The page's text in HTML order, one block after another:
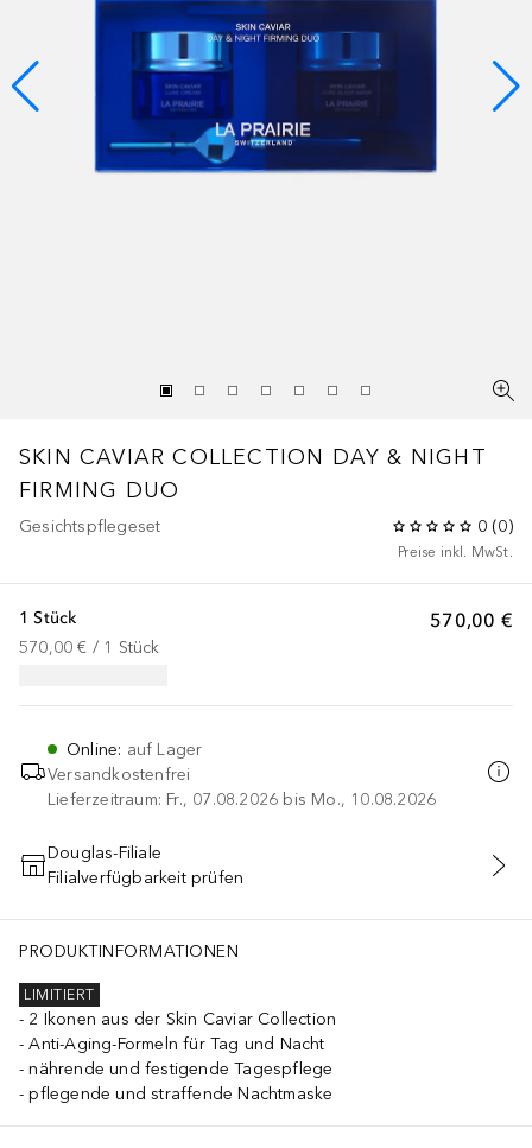
SKIN CAVIAR COLLECTION DAY & NIGHT
FIRMING DUO
Gesichtspflegeset 0 (0)
Preise inkl. MwSt.
570,00 €
1 Stück
570,00 € / 1 Stück
Online: auf Lager
Versandkostenfrei
Lieferzeitraum: Fr., 07.08.2026 bis Mo., 10.08.2026
IN DEN WARENKORB
Douglas-Filiale
Filialverfügbarkeit prüfen
PRODUKTINFORMATIONEN
LIMITIERT
2 Ikonen aus der Skin Caviar Collection
Anti-Aging-Formeln für Tag und Nacht
nährende und festigende Tagespflege
pflegende und straffende Nachtmaske